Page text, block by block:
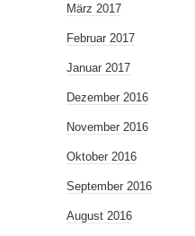
März 2017
Februar 2017
Januar 2017
Dezember 2016
November 2016
Oktober 2016
September 2016
August 2016